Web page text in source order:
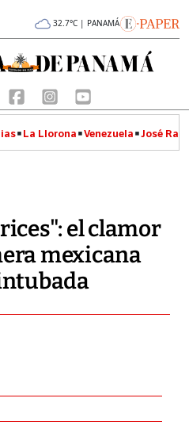
32.7°C | PANAMÁ
La Llorona Venezuela José
el clamor
mexicana